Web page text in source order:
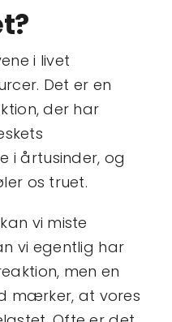
i livet
Det er en
der har
i årtusinder, og
os truet.
vi miste
vi egentlig har
men en
mærker, at vores